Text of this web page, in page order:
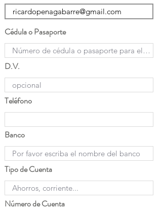
Cédula o Pasaporte
D.V.
Teléfono
Banco
Tipo de Cuenta
Número de Cuenta